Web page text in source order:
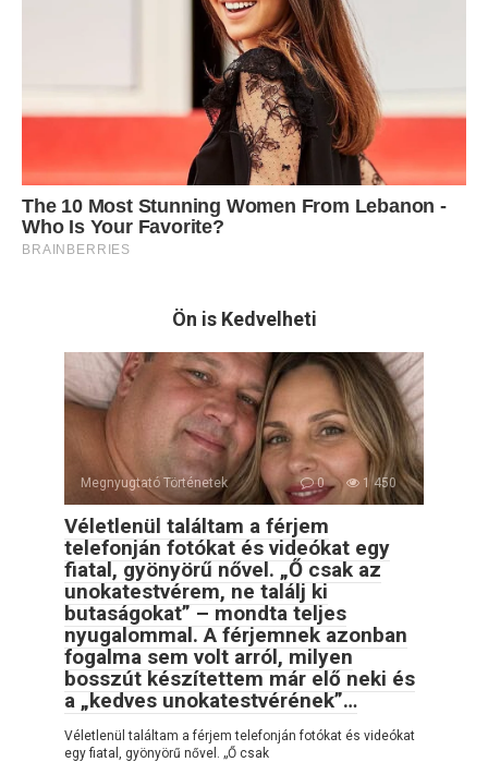
Ön is Kedvelheti
Megnyugtató Történetek 0 1 450
Véletlenül találtam a férjem
telefonján fotókat és videókat egy
fiatal, gyönyörű nővel. „Ő csak az
unokatestvérem, ne találj ki
butaságokat” – mondta teljes
nyugalommal. A férjemnek azonban
fogalma sem volt arról, milyen
bosszút készítettem már elő neki és
a „kedves unokatestvérének”…
Véletlenül találtam a férjem telefonján fotókat és videókat
egy fiatal, gyönyörű nővel. „Ő csak